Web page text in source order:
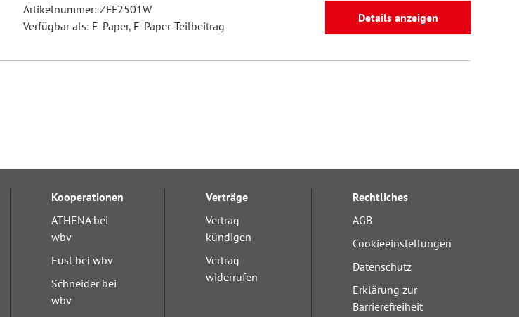
Artikelnummer: ZFF2501W
Verfügbar als: E-Paper, E-Paper-Teilbeitrag
Details anzeigen
Kooperationen
ATHENA bei
wbv
Eusl bei wbv
Schneider bei
wbv
Verträge
Vertrag
kündigen
Vertrag
widerrufen
Rechtliches
AGB
Cookieeinstellungen
Datenschutz
Erklärung zur
Barrierefreiheit